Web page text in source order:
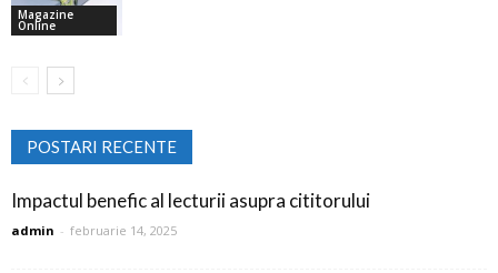
Magazine
Online
POSTARI RECENTE
Impactul benefic al lecturii asupra cititorului
admin - februarie 14, 2025